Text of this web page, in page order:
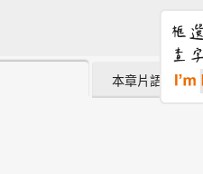
本章片語 (3)